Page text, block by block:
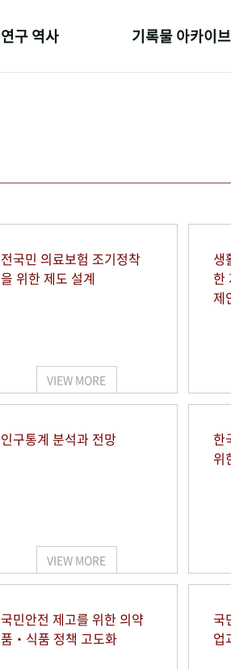
연구 역사 기록물 아카이브
전국민 의료보험 조기정착
을 위한 제도 설계
VIEW MORE
생
한
제
인구통계 분석과 전망
VIEW MORE
한
위
국민안전 제고를 위한 의약
품‧식품 정책 고도화
국
업